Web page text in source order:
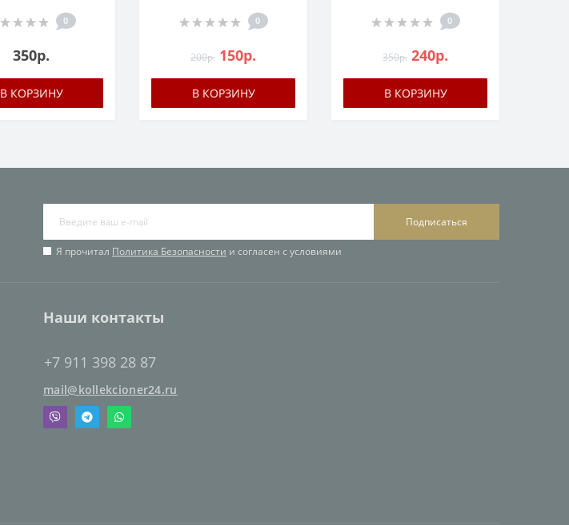
0
350р.
В КОРЗИНУ
0
200р. 150р.
В КОРЗИНУ
0
350р. 240р.
В КОРЗИНУ
Подписаться
Я прочитал Политика Безопасности и согласен с условиями
Наши контакты
+7 911 398 28 87
mail@kollekcioner24.ru